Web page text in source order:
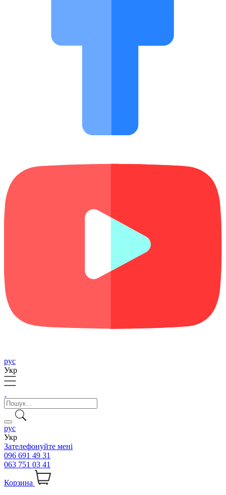
рус
Укр
рус
Укр
Зателефонуйте мені
096 691 49 31
063 751 03 41
Корзина